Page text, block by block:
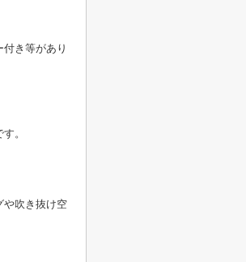
き等があり
。
や吹き抜け空